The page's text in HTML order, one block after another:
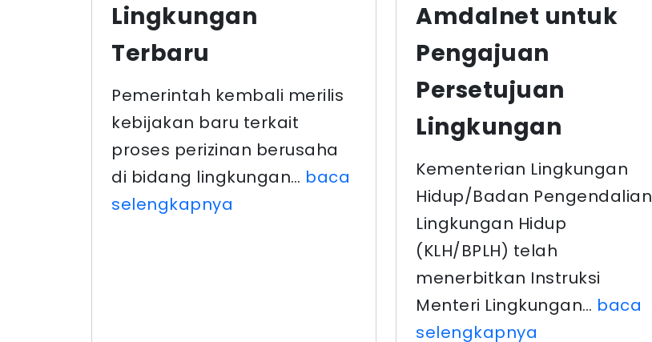
Lingkungan
Terbaru
Pemerintah kembali merilis
kebijakan baru terkait
proses perizinan berusaha
di bidang lingkungan… baca
selengkapnya
Amdalnet untuk
Pengajuan
Persetujuan
Lingkungan
Kementerian Lingkungan
Hidup/Badan Pengendalian
Lingkungan Hidup
(KLH/BPLH) telah
menerbitkan Instruksi
Menteri Lingkungan… baca
selengkapnya